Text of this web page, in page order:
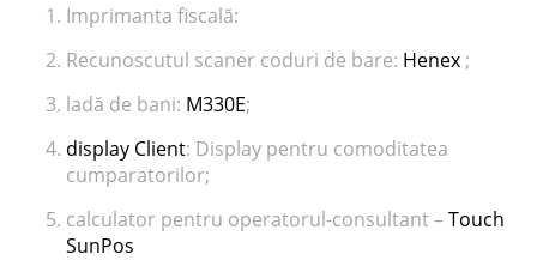
Imprimanta fiscală:
Recunoscutul scaner coduri de bare: Henex ;
ladă de bani: M330E;
display Client: Display pentru comoditatea
cumparatorilor;
calculator pentru operatorul-consultant –Touch
SunPos